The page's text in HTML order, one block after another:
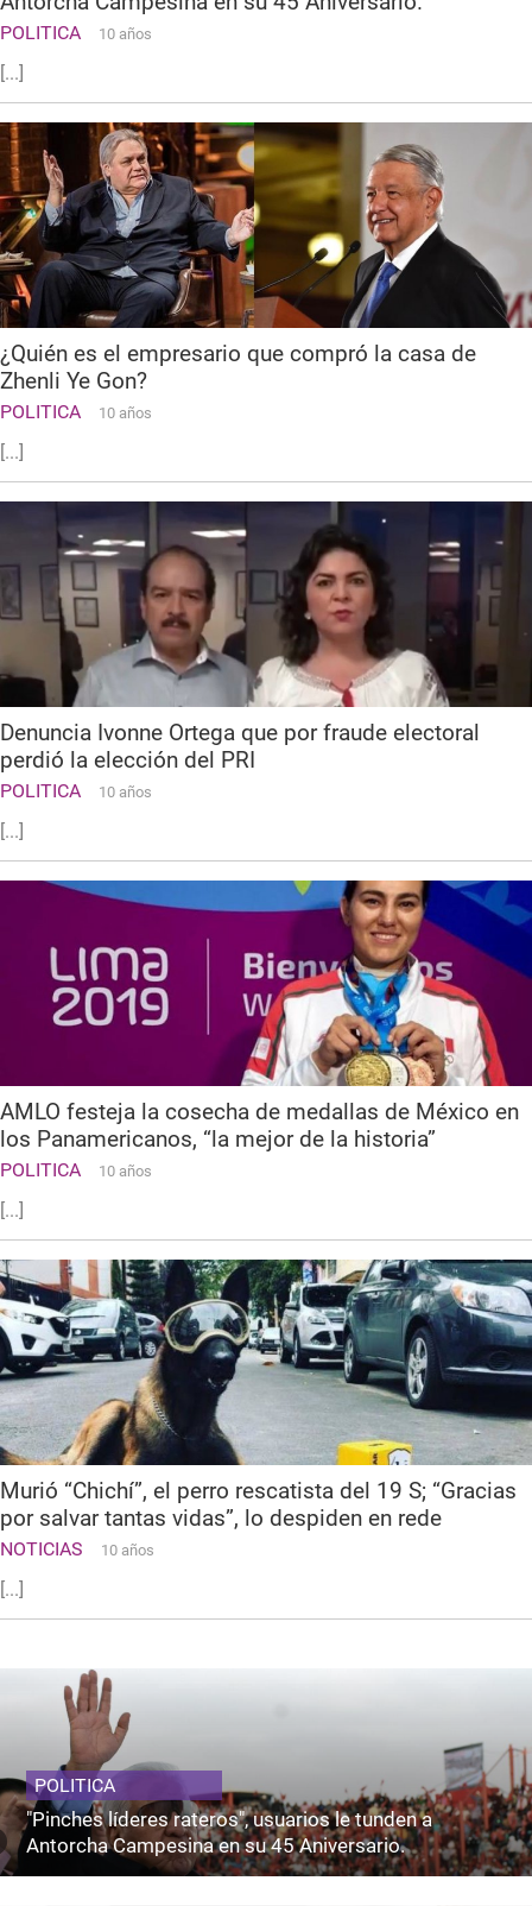
POLITICA 10 años
[...]
¿Quién es el empresario que compró la casa de
Zhenli Ye Gon?
POLITICA 10 años
[...]
Denuncia Ivonne Ortega que por fraude electoral
perdió la elección del PRI
POLITICA 10 años
[...]
AMLO festeja la cosecha de medallas de México en
los Panamericanos, “la mejor de la historia”
POLITICA 10 años
[...]
Murió “Chichí”, el perro rescatista del 19 S; “Gracias
por salvar tantas vidas”, lo despiden en rede
NOTICIAS 10 años
[...]
POLITICA
"Pinches líderes rateros", usuarios le tunden a
Antorcha Campesina en su 45 Aniversario.